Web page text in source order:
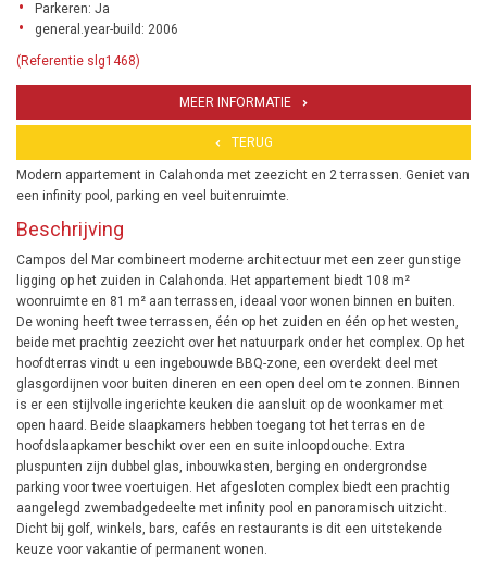
Parkeren: Ja
general.year-build: 2006
(Referentie slg1468)
MEER INFORMATIE
TERUG
Modern appartement in Calahonda met zeezicht en 2 terrassen. Geniet van
een infinity pool, parking en veel buitenruimte.
Beschrijving
Campos del Mar combineert moderne architectuur met een zeer gunstige
ligging op het zuiden in Calahonda. Het appartement biedt 108 m²
woonruimte en 81 m² aan terrassen, ideaal voor wonen binnen en buiten.
De woning heeft twee terrassen, één op het zuiden en één op het westen,
beide met prachtig zeezicht over het natuurpark onder het complex. Op het
hoofdterras vindt u een ingebouwde BBQ-zone, een overdekt deel met
glasgordijnen voor buiten dineren en een open deel om te zonnen. Binnen
is er een stijlvolle ingerichte keuken die aansluit op de woonkamer met
open haard. Beide slaapkamers hebben toegang tot het terras en de
hoofdslaapkamer beschikt over een en suite inloopdouche. Extra
pluspunten zijn dubbel glas, inbouwkasten, berging en ondergrondse
parking voor twee voertuigen. Het afgesloten complex biedt een prachtig
aangelegd zwembadgedeelte met infinity pool en panoramisch uitzicht.
Dicht bij golf, winkels, bars, cafés en restaurants is dit een uitstekende
keuze voor vakantie of permanent wonen.